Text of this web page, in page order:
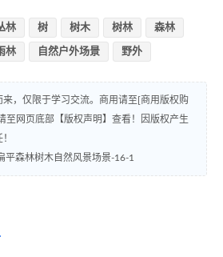
林 树 树木 树林 森林
林 自然户外场景 野外
，仅限于学习交流。商用请至[商用版权购
至网页底部【版权声明】查看！因版权产生
平森林树木自然风景场景-16-1